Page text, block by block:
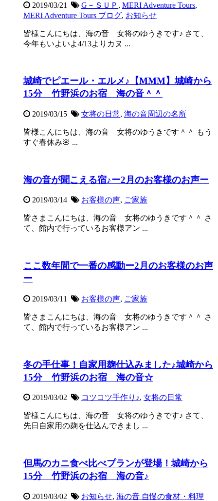
2019/03/21 G－ＳＵＰ , MERI Adventure Tours,
MERI Adventure Tours ブログ, お知らせ
皆様こんにちは、海の音 女将のゆうきです♪ さて、
今年もいよいよ4/13よりカヌ ...
城崎でピエール・エルメ♪【MMM】城崎から
15分 竹野浜のお宿 海の音＾＾
2019/03/15 女将の日常, 海の音周辺の名所
皆様こんにちは、海の音 女将のゆうきです＾＾ もう
すぐ春休み🌸 ...
海の音が聞こえる宿♪ー2月のお客様のお声ー
2019/03/14 お客様の声, ご家族
皆さまこんにちは、海の音 女将のゆうきです＾＾ さ
て、館内で行っているお客様アン ...
ここ数年間で一番の感動ー2月のお客様のお声
ー
2019/03/11 お客様の声, ご家族
皆さまこんにちは、海の音 女将のゆうきです＾＾ さ
て、館内で行っているお客様アン ...
冬の手仕事！自家用麹仕込みました♪城崎から
15分 竹野浜のお宿 海の音☆
2019/03/02 コツコツ手作り♪, 女将の日常
皆様こんにちは、海の音 女将のゆうきです♪ さて、
先日自家用の麹を仕込んできまし ...
但馬のカニ食べ比べプランが登場！城崎から
15分 竹野浜のお宿 海の音♪
2019/03/02 お知らせ, 海の音 自慢の食材・料理